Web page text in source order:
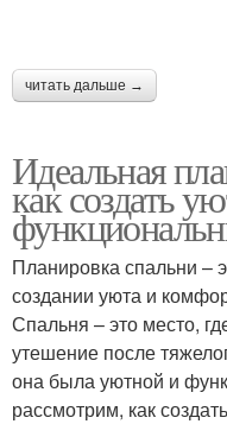
читать дальше →
Идеальная
как создать
Планировка спальни –
создании уюта и
Спальня – это место,
утешение после
она была уютной и
рассмотрим, как